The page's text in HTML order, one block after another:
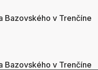
Bazovského v Trenčíne
Bazovského v Trenčíne